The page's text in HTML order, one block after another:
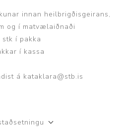
innan heilbrigðisgeirans,
og í matvælaiðnaði
stk í pakka
í kassa
á kataklara@stb.is